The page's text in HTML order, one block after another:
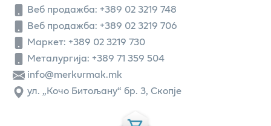
Веб продажба: +389 02 3219 748
Веб продажба: +389 02 3219 706
Маркет: +389 02 3219 730
Металургија: +389 71 359 504
info@merkurmak.mk
ул. „Кочо Битољану“ бр. 3, Скопје